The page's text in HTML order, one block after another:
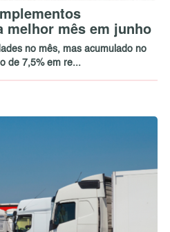
mês em junho
no mês, mas acumulado no
de 7,5% em re...